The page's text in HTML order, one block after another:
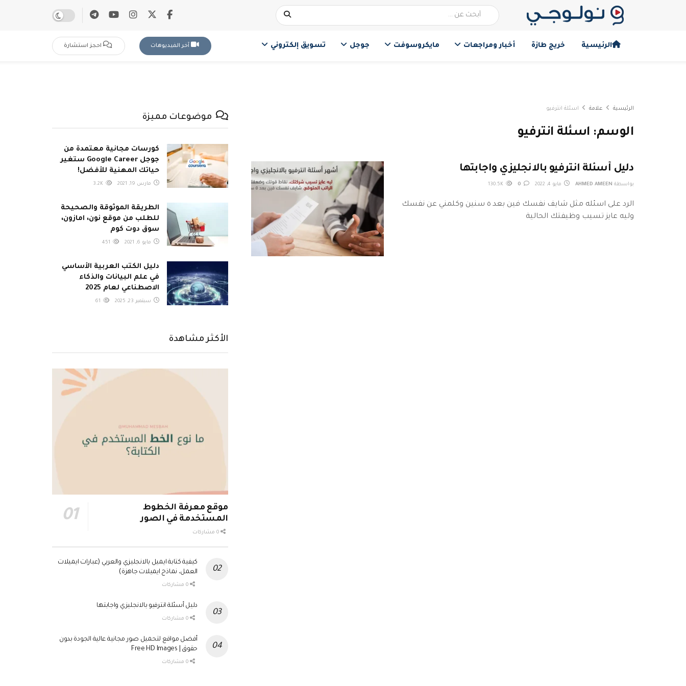
الرئيسية خريج طازة أخبار ومراجعات مايكروسوفت جوجل تسويق إلكتروني آخر الفيديوهات احجز استشارة
الرئيسية علامة اسئلة انترفيو
الوسم: اسئلة انترفيو
دليل أسئلة انترفيو بالانجليزي واجابتها
بواسطة AHMED AMEEN مايو 4, 2022
الرد على اسئله مثل شايف نفسك فين بعد ٥ سنين وكلمني عن نفسك
وليه عايز تسيب وظيفتك الحالية
موضوعات مميزة
كورسات مجانية معتمدة من
جوجل Google Career ستغير
حياتك المهنية للأفضل!
مارس 19, 2021
الطريقة الموثوقة والصحيحة
للطلب من موقع نون، امازون،
سوق دوت كوم
مايو 6, 2021
دليل الكتب العربية الأساسي
في علم البيانات والذكاء
الاصطناعي لعام 2025
سبتمبر 23, 2025
الأكثر مشاهدة
موقع معرفة الخطوط
المستخدمة في الصور
كيفية كتابة ايميل بالانجليزي والعربي (عبارات ايميلات
العمل، نماذج ايميلات جاهزة)
دليل أسئلة انترفيو بالانجليزي واجابتها
أفضل مواقع لتحميل صور مجانية عالية الجودة بدون
حقوق | Free HD Images